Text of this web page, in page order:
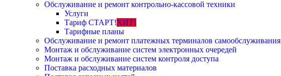
Обслуживание и ремонт контрольно-кассовой техники
Услуги
Тариф СТАРТ!ХИТ!
Тарифные планы
Обслуживание и ремонт платежных терминалов самообслуживания
Монтаж и обслуживание систем электронных очередей
Монтаж и обслуживание систем контроля доступа
Поставка расходных материалов